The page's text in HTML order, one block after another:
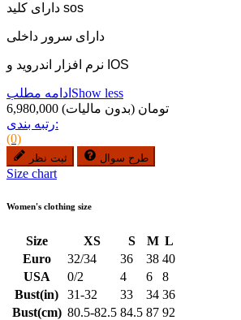
دارای کلید sos
دارای سرور داخلی
نرم افزار اندروید و IOS
ادامه مطلب Show less
6,980,000 تومان (بدون مالیات)
رتبه بندی:
(0)
ثبت نظر طرح سوال
Size chart
Women's clothing size
Size XS S M L
Euro
32/34 36 38 40
USA
0/2 4 6
8
Bust(in)
31-32 33 34 36
Bust(cm) 80.5-82.5 84.5 87 92